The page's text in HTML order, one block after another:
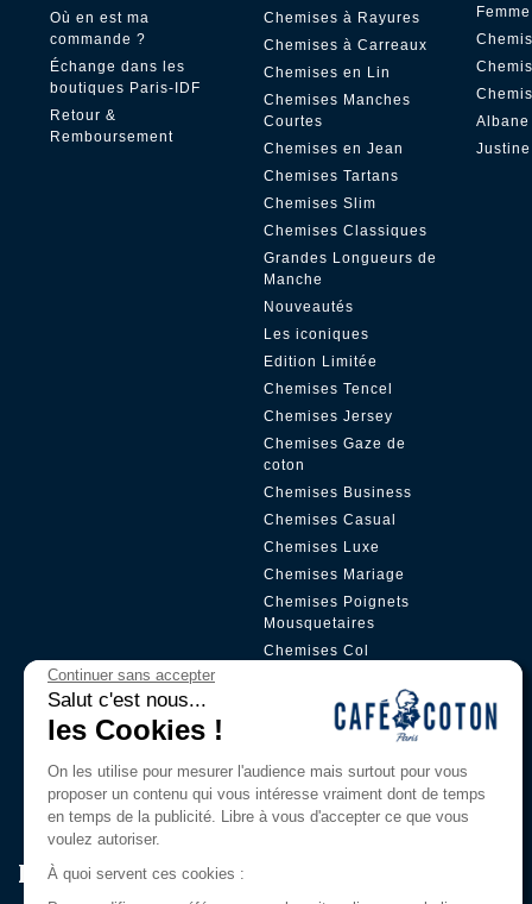
Où en est ma
commande ?
Échange dans les
boutiques Paris-IDF
Retour &
Remboursement
Chemises à Rayures
Chemises à Carreaux
Chemises en Lin
Chemises Manches
Courtes
Chemises en Jean
Chemises Tartans
Chemises Slim
Chemises Classiques
Grandes Longueurs de
Manche
Nouveautés
Les iconiques
Edition Limitée
Chemises Tencel
Chemises Jersey
Chemises Gaze de
coton
Chemises Business
Chemises Casual
Chemises Luxe
Chemises Mariage
Chemises Poignets
Mousquetaires
Chemises Col
Chemises Col Mao
Chemises Petit Col
Cachée
Femme
Albane
Justine
Rejoignez Notre Club Privilège
Continuer sans accepter
Salut c'est nous...
les Cookies !
On les utilise pour mesurer l'audience mais surtout pour vous
proposer un contenu qui vous intéresse vraiment dont de temps
en temps de la publicité. Libre à vous d'accepter ce que vous
voulez autoriser.
À quoi servent ces cookies :